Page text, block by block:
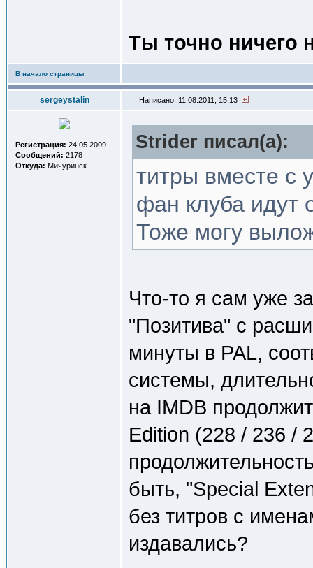
Ты точно ничего
В начало страницы
sergeystalin Написано: 11.08.2011, 15:13
Регистрация: 24.05.2009
Сообщений: 2178
Откуда: Мичуринск
Strider писал(a):
титры вместе с
фан клуба идут
Тоже могу
Что-то я сам уже
"Позитива" с
минуты в PAL,
системы,
на IMDB
Edition (228 / 236 /
быть, "Special
без титров с
издавались?